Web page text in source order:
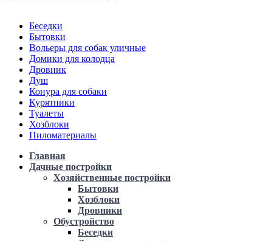
Беседки
Бытовки
Вольеры для собак уличные
Домики для колодца
Дровник
Душ
Конура для собаки
Курятники
Туалеты
Хозблоки
Пиломатериалы
Главная
Дачные постройки
Хозяйственные постройки
Бытовки
Хозблоки
Дровники
Обустройство
Беседки